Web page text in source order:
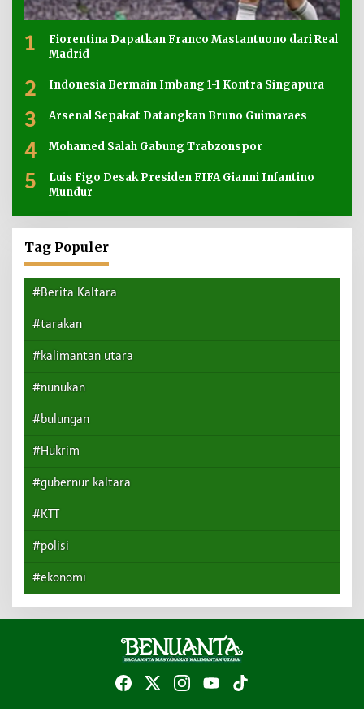
1
Fiorentina Dapatkan Franco Mastantuono dari Real
Madrid
2 Indonesia Bermain Imbang 1-1 Kontra Singapura
3 Arsenal Sepakat Datangkan Bruno Guimaraes
4 Mohamed Salah Gabung Trabzonspor
5
Luis Figo Desak Presiden FIFA Gianni Infantino
Mundur
Tag Populer
#Berita Kaltara
#tarakan
#kalimantan utara
#nunukan
#bulungan
#Hukrim
#gubernur kaltara
#KTT
#polisi
#ekonomi